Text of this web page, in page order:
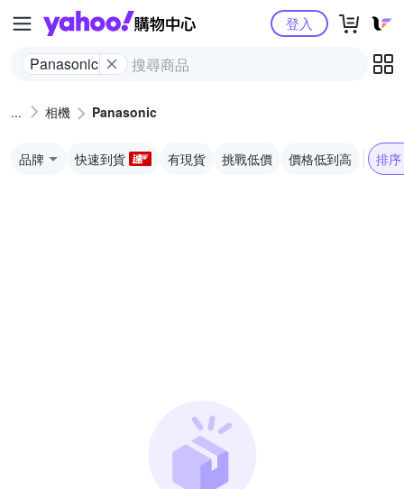
Yahoo購物中心
Panasonic
登入
相機 Panasonic
品牌 快速到貨 有現貨 挑戰低價 價格低到高 排序